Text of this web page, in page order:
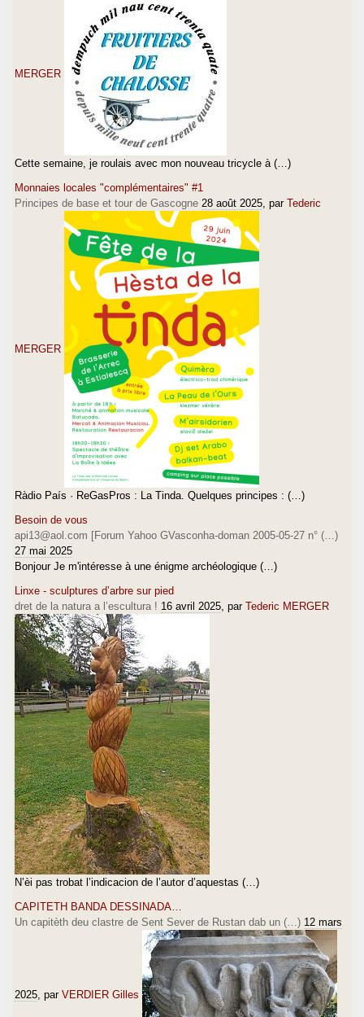
MERGER
Cette semaine, je roulais avec mon nouveau tricycle à (…)
Monnaies locales "complémentaires" #1
Principes de base et tour de Gascogne 28 août 2025 , par Tederic
MERGER
Ràdio País · ReGasPros : La Tinda. Quelques principes : (…)
Besoin de vous
api13@aol.com [Forum Yahoo GVasconha-doman 2005-05-27 n° (…)
27 mai 2025
Bonjour Je m'intéresse à une énigme archéologique (…)
Linxe - sculptures d’arbre sur pied
dret de la natura a l’escultura ! 16 avril 2025 , par Tederic MERGER
N’èi pas trobat l’indicacion de l’autor d’aquestas (…)
CAPITETH BANDA DESSINADA…
Un capitèth deu clastre de Sent Sever de Rustan dab un (…) 12 mars
2025 , par VERDIER Gilles